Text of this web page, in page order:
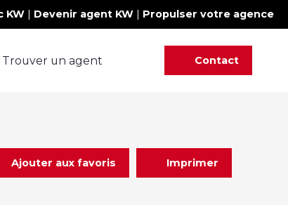
KW | Devenir agent KW | Propulser votre agence
Trouver un agent Contact
Ajouter aux favoris Imprimer